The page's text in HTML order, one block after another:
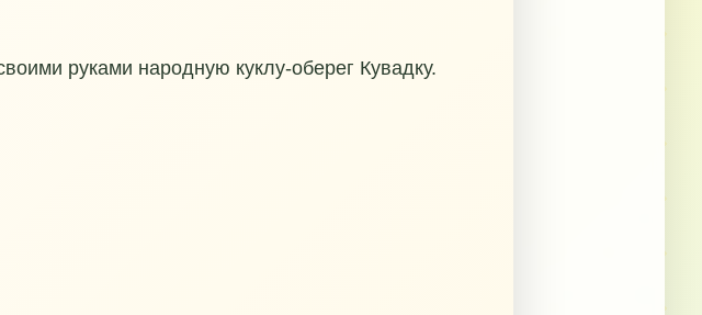
руками народную куклу-оберег Кувадку.